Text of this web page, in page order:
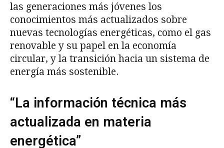
las generaciones más jóvenes los
conocimientos más actualizados sobre
nuevas tecnologías energéticas, como el gas
renovable y su papel en la economía
circular, y la transición hacia un sistema de
energía más sostenible.
“La información técnica más
actualizada en materia
energética”